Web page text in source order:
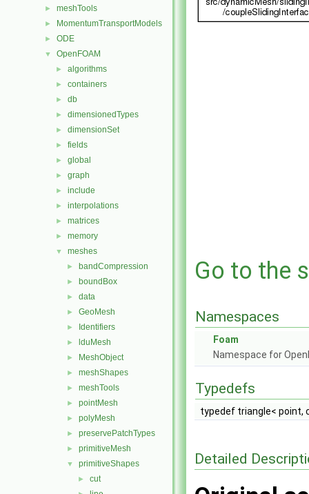
► meshTools
► MomentumTransportModels
► ODE
▼ OpenFOAM
► algorithms
► containers
► db
► dimensionedTypes
► dimensionSet
► fields
► global
► graph
► include
► interpolations
► matrices
► memory
▼ meshes
► bandCompression
► boundBox
► data
► GeoMesh
► Identifiers
► lduMesh
► MeshObject
► meshShapes
► meshTools
► pointMesh
► polyMesh
► preservePatchTypes
► primitiveMesh
▼ primitiveShapes
► cut
Go to the
Namespaces
Foam
Namespace for
Typedefs
typedef triangle< point,
Detailed